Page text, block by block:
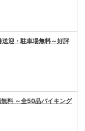
迎・駐車場無料～好評
料 ～全50品バイキング